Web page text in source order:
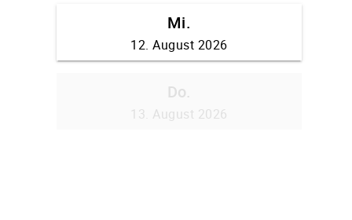
Mi.
12. August 2026
Do.
13. August 2026